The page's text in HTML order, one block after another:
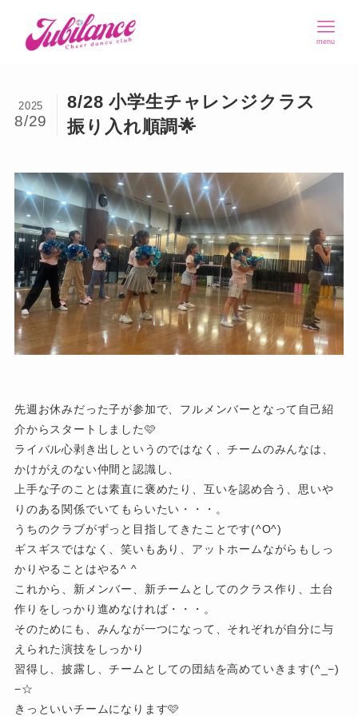
menu
8/28 小学生チャレンジクラス
振り入れ順調🌟
2025
8/29
先週お休みだった子が参加で、フルメンバーとなって自己紹
介からスタートしました🩷
ライバル心剥き出しというのではなく、チームのみんなは、
かけがえのない仲間と認識し、
上手な子のことは素直に褒めたり、互いを認め合う、思いや
りのある関係でいてもらいたい・・・。
うちのクラブがずっと目指してきたことです(^O^)
ギスギスではなく、笑いもあり、アットホームながらもしっ
かりやることはやる^ ^
これから、新メンバー、新チームとしてのクラス作り、土台
作りをしっかり進めなければ・・・。
そのためにも、みんなが一つになって、それぞれが自分に与
えられた演技をしっかり
習得し、披露し、チームとしての団結を高めていきます(^_−)
−☆
きっといいチームになります🩷